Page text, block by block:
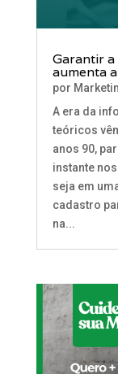
Garantir a
aumenta
por
A era da
teóricos
anos 90,
instante
seja em
cadastro
na...